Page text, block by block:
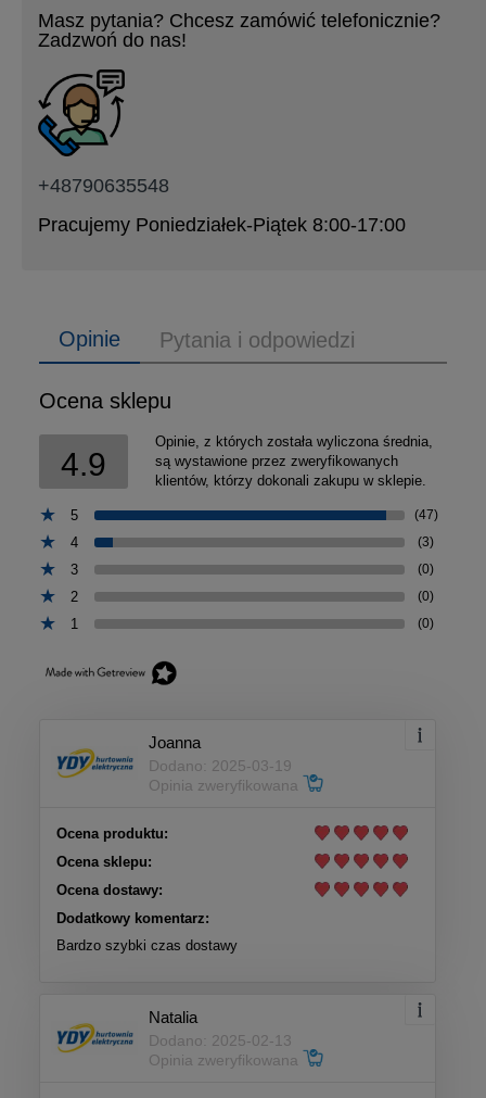
Masz pytania? Chcesz zamówić telefonicznie?
Zadzwoń do nas!
+48790635548
Pracujemy Poniedziałek-Piątek 8:00-17:00
Opinie Pytania i odpowiedzi
Ocena sklepu
4.9
Opinie, z których została wyliczona średnia,
są wystawione przez zweryfikowanych
klientów, którzy dokonali zakupu w sklepie.
5 (47)
4 (3)
3 (0)
2 (0)
1 (0)
Joanna
Dodano: 2025-03-19
Opinia zweryfikowana
Ocena produktu:
Ocena sklepu:
Ocena dostawy:
Dodatkowy komentarz:
Bardzo szybki czas dostawy
Natalia
Dodano: 2025-02-13
Opinia zweryfikowana